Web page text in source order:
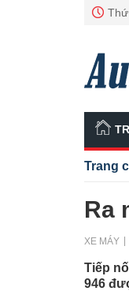
Trang
Ra
XE MÁY
Tiếp
946